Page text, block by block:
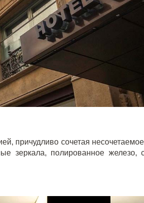
причудливо сочетая
зеркала, полированное железо,